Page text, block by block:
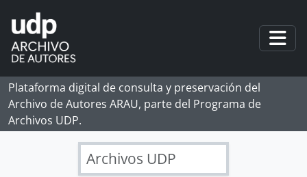
Skip to main content
Plataforma digital de consulta y preservación del
Archivo de Autores ARAU, parte del Programa de
Archivos UDP.
Archivos UDP